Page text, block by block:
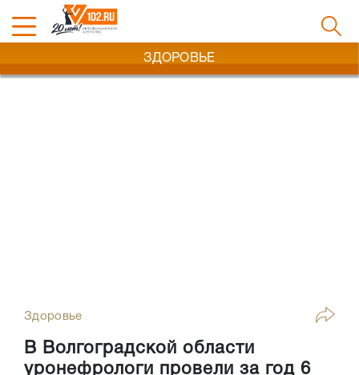
ЗДОРОВЬЕ
Здоровье
В Волгоградской области
уронефрологи провели за год 6